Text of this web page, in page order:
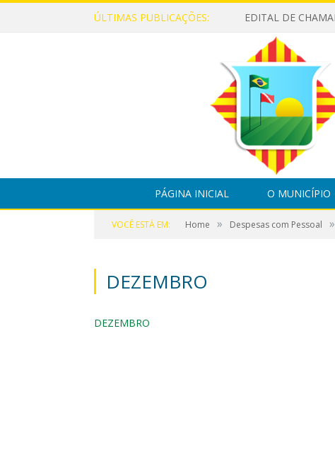
ÚLTIMAS PUBLICAÇÕES:
PÁGINA INICIAL O MUNICÍPIO
VOCÊ ESTÁ EM: Home » Despesas com Pessoal »
DEZEMBRO
DEZEMBRO